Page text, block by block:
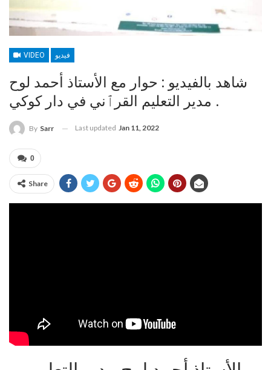
VIDEO فيديو
شاهد بالفيديو : حوار مع الأستاذ أحمد لوح
مدير التعليم القرٱني في دار كوكي .
By Sarr Last updated Jan 11, 2022
0
Share